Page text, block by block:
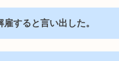
すると言い出した。